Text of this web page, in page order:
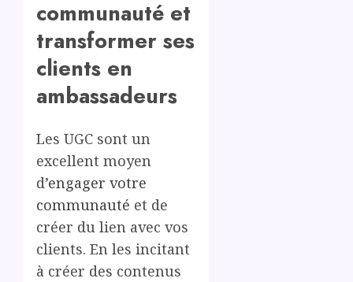
communauté et
transformer ses
clients en
ambassadeurs
Les UGC sont un
excellent moyen
d’engager votre
communauté et de
créer du lien avec vos
clients. En les incitant
à créer des contenus